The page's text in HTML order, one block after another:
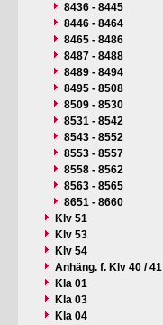
8436 - 8445
8446 - 8464
8465 - 8486
8487 - 8488
8489 - 8494
8495 - 8508
8509 - 8530
8531 - 8542
8543 - 8552
8553 - 8557
8558 - 8562
8563 - 8565
8651 - 8660
Klv 51
Klv 53
Klv 54
Anhäng. f. Klv 40 / 41
Kla 01
Kla 03
Kla 04